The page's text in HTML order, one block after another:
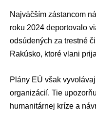
Najväčším zástancom
roku 2024 deportovalo
odsúdených za trestné
Rakúsko, ktoré vlani
Plány EÚ však
organizácií. Tie
humanitárnej kríze a